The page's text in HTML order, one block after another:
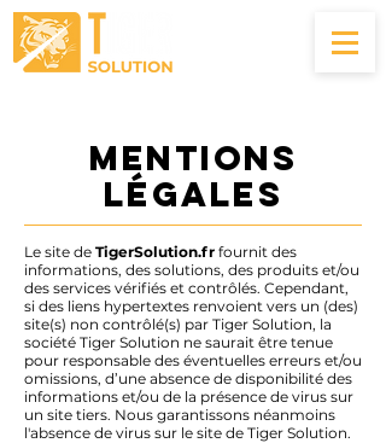
Mentions
Légales
Le site de TigerSolution.fr fournit des
informations, des solutions, des produits et/ou
des services vérifiés et contrôlés. Cependant,
si des liens hypertextes renvoient vers un (des)
site(s) non contrôlé(s) par Tiger Solution, la
société Tiger Solution ne saurait être tenue
pour responsable des éventuelles erreurs et/ou
omissions, d’une absence de disponibilité des
informations et/ou de la présence de virus sur
un site tiers. Nous garantissons néanmoins
l'absence de virus sur le site de Tiger Solution.